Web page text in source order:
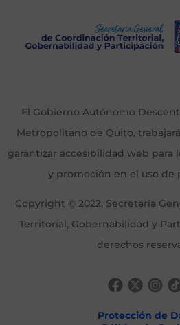
El Gobierno Autónomo
Metropolitano de Quito,
garantizar accesibilidad web para
y promoción en el uso de
Copyright © 2022, Secretaría
Territorial, Gobernabilidad y
derechos
Protección de